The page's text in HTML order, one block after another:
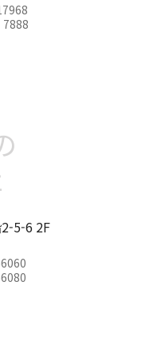
5-6 2F